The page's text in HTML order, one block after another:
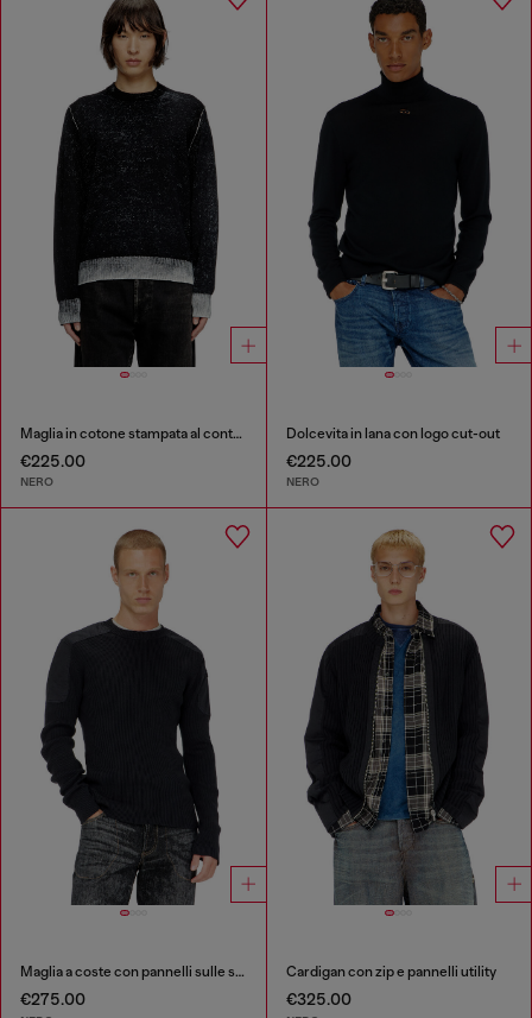
Maglia in cotone stampata al contrario
€225.00
NERO
Dolcevita in lana con logo cut-out
€225.00
NERO
Maglia a coste con pannelli sulle spalle
€275.00
Cardigan con zip e pannelli utility
€325.00